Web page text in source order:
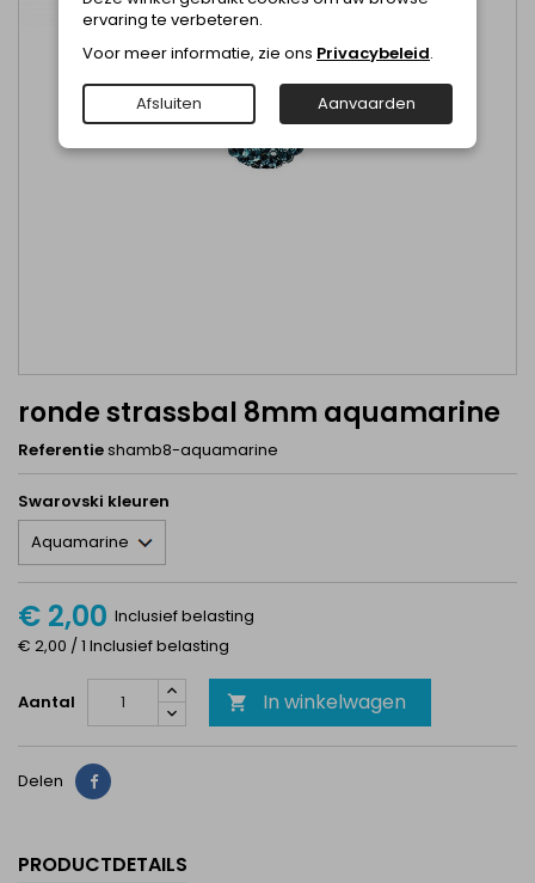
ronde strassbal 8mm aquamarine
Referentieshamb8-aquamarine
Swarovski kleuren
€ 2,00 Inclusief belasting
€ 2,00 / 1 Inclusief belasting
Aantal  In winkelwagen
Delen Delen
PRODUCTDETAILS
ervaring te verbeteren.
Voor meer informatie, zie ons Privacybeleid.
Afsluiten Aanvaarden